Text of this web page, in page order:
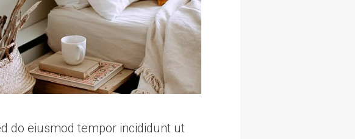
do eiusmod tempor incididunt ut